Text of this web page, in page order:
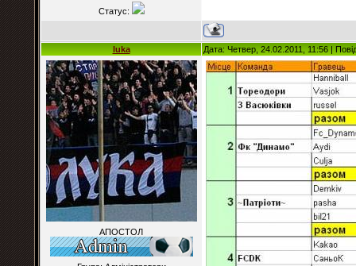
Статус:
luka Дата: Четвер, 24.02.2011, 11:56 |
АПОСТОЛ